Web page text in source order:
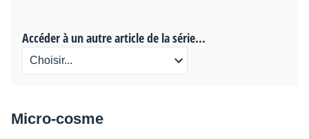
Accéder à un autre article de la série...
Micro-cosme